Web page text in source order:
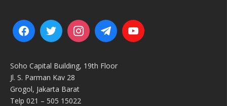
Soho Capital Building, 19th Floor
Jl. S. Parman Kav 28
Grogol, Jakarta Barat
Telp 021 – 505 15022